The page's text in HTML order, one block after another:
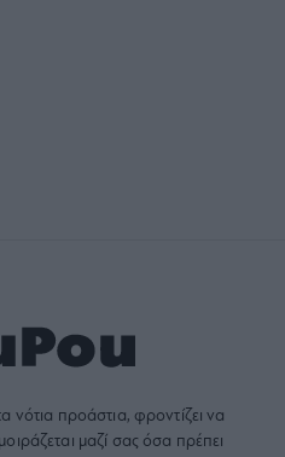
νότια προάστια, φροντίζει να
μαζί σας όσα πρέπει